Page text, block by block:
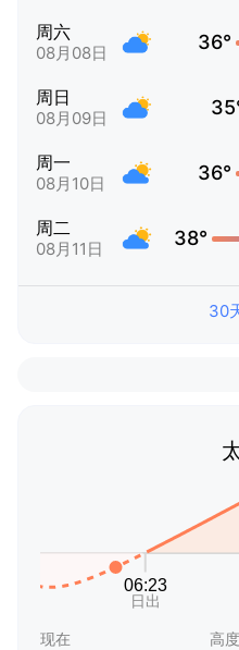
周六
08月08日 36°
周日
08月09日
周一
08月10日 36°
周二
08月11日 38°
30
现在 高